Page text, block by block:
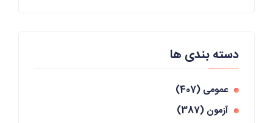
دسته بندی ها
عمومی(407)
آزمون(387)